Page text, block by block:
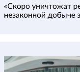
«Скоро уничтожат
незаконной добыче